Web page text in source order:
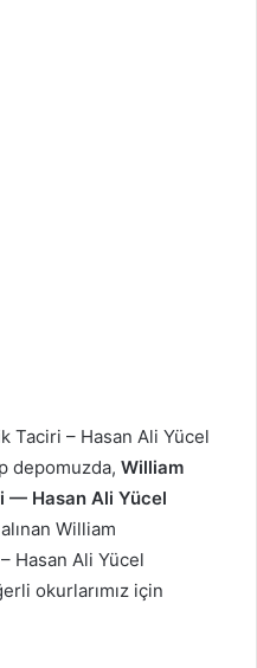
Taciri – Hasan Ali Yücel
depomuzda, William
— Hasan Ali Yücel
William
Hasan Ali Yücel
okurlarımız için